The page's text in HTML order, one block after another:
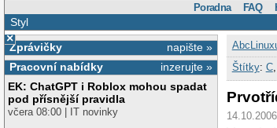
Poradna FAQ
Styl
×
napište »
Zprávičky
inzerujte »
Pracovní nabídky
EK: ChatGPT i Roblox mohou spadat
pod přísnější pravidla
včera 08:00 | IT novinky
Štítky: C,